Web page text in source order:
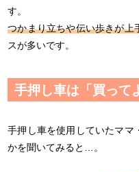
す。
つかまり立ちや伝い歩きが上
スが多いです。
手押し車は「買って
手押し車を使用していたママ
かを聞いてみると…。